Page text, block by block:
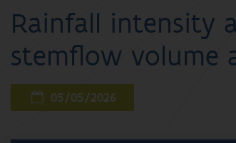
Rainfall intensity
stemflow volume
05/05/2026